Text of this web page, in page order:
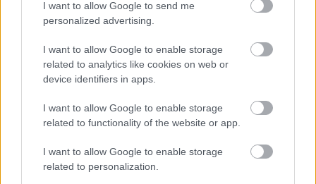
I want to allow Google to send me
personalized advertising.
I want to allow Google to enable storage
related to analytics like cookies on web or
device identifiers in apps.
I want to allow Google to enable storage
related to functionality of the website or app.
I want to allow Google to enable storage
related to personalization.
Miközben a nyugati világ azzal van elfoglalva,
annak hamisításokra épülő videójával szorongassa
Moszkvát, Vlagyimir Putyin…